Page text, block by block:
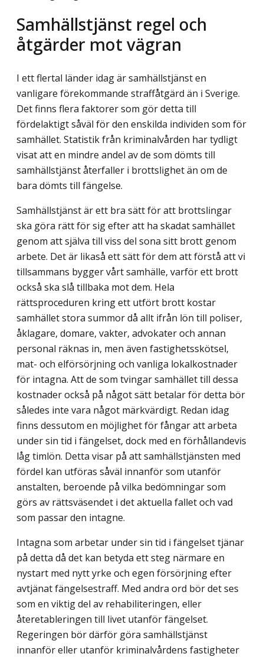
Samhällstjänst regel och
åtgärder mot vägran
I ett flertal länder idag är samhällstjänst en
vanligare förekommande straffåtgärd än i Sverige.
Det finns flera faktorer som gör detta till
fördelaktigt såväl för den enskilda individen som för
samhället. Statistik från kriminalvården har tydligt
visat att en mindre andel av de som dömts till
samhällstjänst återfaller i brottslighet än om de
bara dömts till fängelse.
Samhällstjänst är ett bra sätt för att brottslingar
ska göra rätt för sig efter att ha skadat samhället
genom att själva till viss del sona sitt brott genom
arbete. Det är likaså ett sätt för dem att förstå att vi
tillsammans bygger vårt samhälle, varför ett brott
också ska slå tillbaka mot dem. Hela
rättsproceduren kring ett utfört brott kostar
samhället stora summor då allt ifrån lön till poliser,
åklagare, domare, vakter, advokater och annan
personal räknas in, men även fastighetsskötsel,
mat- och elförsörjning och vanliga lokalkostnader
för intagna. Att de som tvingar samhället till dessa
kostnader också på något sätt betalar för detta bör
således inte vara något märkvärdigt. Redan idag
finns dessutom en möjlighet för fångar att arbeta
under sin tid i fängelset, dock med en förhållandevis
låg timlön. Detta visar på att samhällstjänsten med
fördel kan utföras såväl innanför som utanför
anstalten, beroende på vilka bedömningar som
görs av rättsväsendet i det aktuella fallet och vad
som passar den intagne.
Intagna som arbetar under sin tid i fängelset tjänar
på detta då det kan betyda ett steg närmare en
nystart med nytt yrke och egen försörjning efter
avtjänat fängelsestraff. Med andra ord bör det ses
som en viktig del av rehabiliteringen, eller
återetableringen till livet utanför fängelset.
Regeringen bör därför göra samhällstjänst
innanför eller utanför kriminalvårdens fastigheter